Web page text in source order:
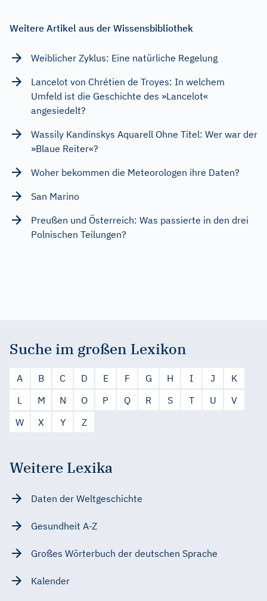
Weitere Artikel aus der Wissensbibliothek
Weiblicher Zyklus: Eine natürliche Regelung
Lancelot von Chrétien de Troyes: In welchem
Umfeld ist die Geschichte des »Lancelot«
angesiedelt?
Wassily Kandinskys Aquarell Ohne Titel: Wer war der
»Blaue Reiter«?
Woher bekommen die Meteorologen ihre Daten?
San Marino
Preußen und Österreich: Was passierte in den drei
Polnischen Teilungen?
Suche im großen Lexikon
A B C D E F G H I J
K
L
M N O P Q R S T U
V
W
X Y Z
Weitere Lexika
Daten der Weltgeschichte
Gesundheit A-Z
Großes Wörterbuch der deutschen Sprache
Kalender